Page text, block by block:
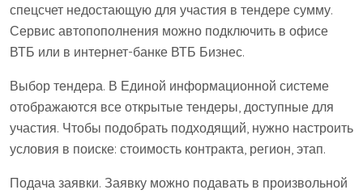
спецсчет недостающую для участия в тендере сумму.
Сервис автопополнения можно подключить в офисе
ВТБ или в интернет-банке ВТБ Бизнес.
Выбор тендера. В Единой информационной системе
отображаются все открытые тендеры, доступные для
участия. Чтобы подобрать подходящий, нужно настроить
условия в поиске: стоимость контракта, регион, этап.
Подача заявки. Заявку можно подавать в произвольной